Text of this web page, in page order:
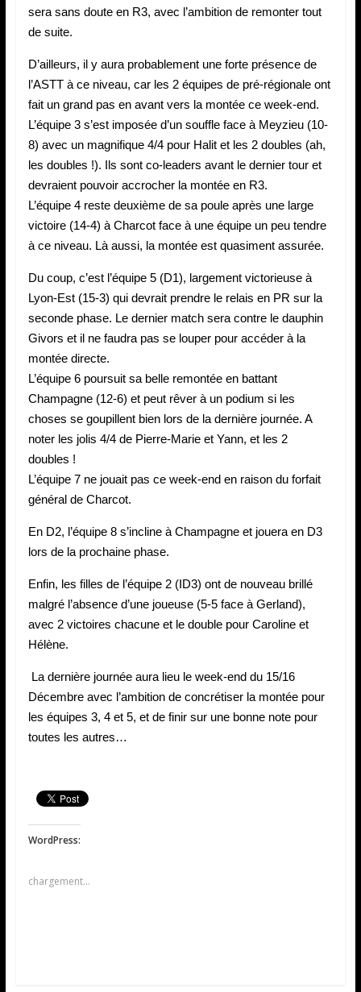
sera sans doute en R3, avec l’ambition de remonter tout
de suite.
D’ailleurs, il y aura probablement une forte présence de
l’ASTT à ce niveau, car les 2 équipes de pré-régionale ont
fait un grand pas en avant vers la montée ce week-end.
L’équipe 3 s’est imposée d’un souffle face à Meyzieu (10-
8) avec un magnifique 4/4 pour Halit et les 2 doubles (ah,
les doubles !). Ils sont co-leaders avant le dernier tour et
devraient pouvoir accrocher la montée en R3.
L’équipe 4 reste deuxième de sa poule après une large
victoire (14-4) à Charcot face à une équipe un peu tendre
à ce niveau. Là aussi, la montée est quasiment assurée.
Du coup, c’est l’équipe 5 (D1), largement victorieuse à
Lyon-Est (15-3) qui devrait prendre le relais en PR sur la
seconde phase. Le dernier match sera contre le dauphin
Givors et il ne faudra pas se louper pour accéder à la
montée directe.
L’équipe 6 poursuit sa belle remontée en battant
Champagne (12-6) et peut rêver à un podium si les
choses se goupillent bien lors de la dernière journée. A
noter les jolis 4/4 de Pierre-Marie et Yann, et les 2
doubles !
L’équipe 7 ne jouait pas ce week-end en raison du forfait
général de Charcot.
En D2, l’équipe 8 s’incline à Champagne et jouera en D3
lors de la prochaine phase.
Enfin, les filles de l’équipe 2 (ID3) ont de nouveau brillé
malgré l’absence d’une joueuse (5-5 face à Gerland),
avec 2 victoires chacune et le double pour Caroline et
Hélène.
La dernière journée aura lieu le week-end du 15/16
Décembre avec l’ambition de concrétiser la montée pour
les équipes 3, 4 et 5, et de finir sur une bonne note pour
toutes les autres…
WordPress:
chargement…